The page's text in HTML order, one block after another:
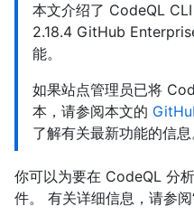
本文介绍了 CodeQL
2.18.4 GitHub
能。
如果站点管理员已将
本，请参阅本文的
了解有关最新功能的信息
你可以为要在 CodeQL 分
件。 有关详细信息，请参阅